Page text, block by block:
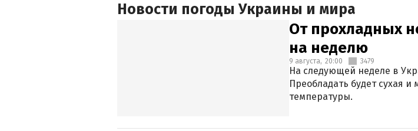
Новости погоды Украины и мира
От прохладных
на неделю
9 августа, 20:00 3479
На следующей неделе в
Преобладать будет сухая
температуры.